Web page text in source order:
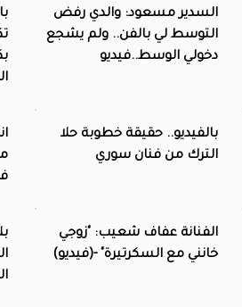
السدير مسعود: والدي رفض
التوسط لي بالفن.. ولم يشجع
دخولي الوسط..فيديو
بالفيديو.. حقيقة خطوبة حلا
الترك من فنان سوري‎
الفنانة عفاف شعيب: "زوجي
خانني مع السكرتيرة" -(فيديو)